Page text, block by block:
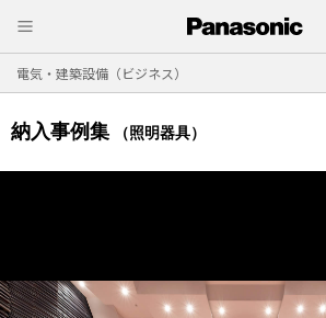
電気・建築設備（ビジネス）
納入事例集 （照明器具）